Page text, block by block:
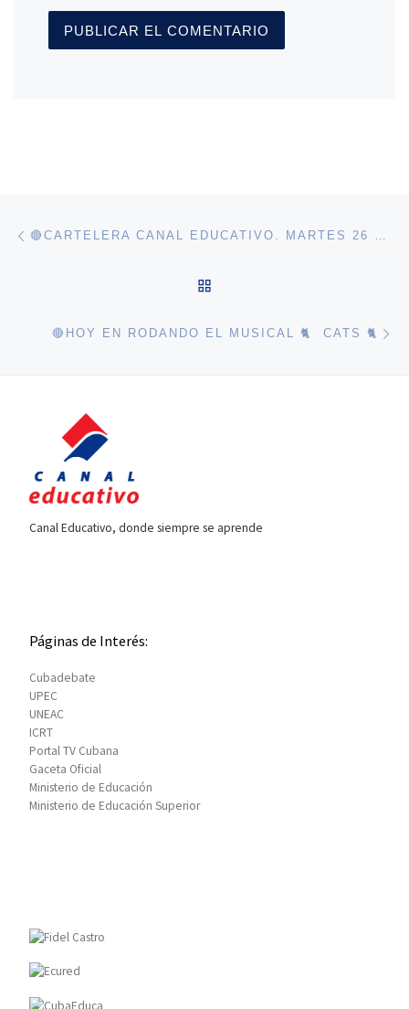
Navegación de entradas 🔴CARTELERA CANAL EDUCATIVO. MARTES 26 DE MAYO
🔴HOY EN RODANDO EL MUSICAL 🐈 CATS 🐈
Canal Educativo, donde siempre se aprende
Páginas de Interés:
Cubadebate
UPEC
UNEAC
ICRT
Portal TV Cubana
Gaceta Oficial
Ministerio de Educación
Ministerio de Educación Superior